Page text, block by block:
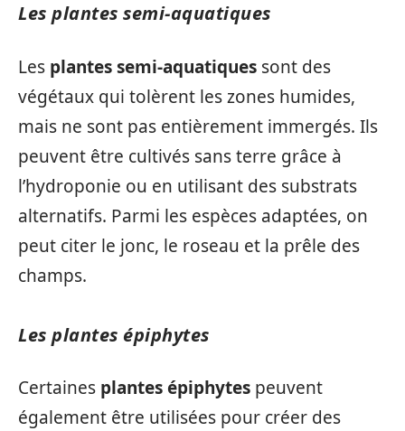
Les plantes semi-aquatiques
Les plantes semi-aquatiques sont des
végétaux qui tolèrent les zones humides,
mais ne sont pas entièrement immergés. Ils
peuvent être cultivés sans terre grâce à
l’hydroponie ou en utilisant des substrats
alternatifs. Parmi les espèces adaptées, on
peut citer le jonc, le roseau et la prêle des
champs.
Les plantes épiphytes
Certaines plantes épiphytes peuvent
également être utilisées pour créer des